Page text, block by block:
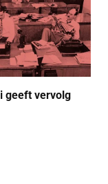
geeft vervolg